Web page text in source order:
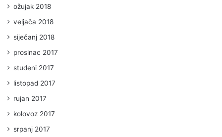
ožujak 2018
veljača 2018
siječanj 2018
prosinac 2017
studeni 2017
listopad 2017
rujan 2017
kolovoz 2017
srpanj 2017